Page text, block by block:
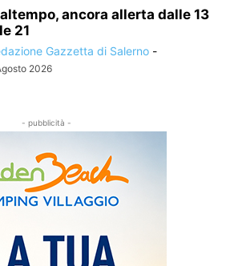
ancora allerta dalle 13
21
Gazzetta di Salerno -
2026
- pubblicità -